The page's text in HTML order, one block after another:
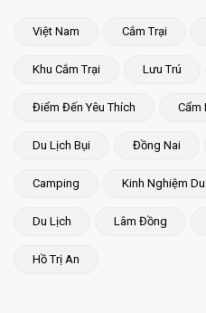
Việt Nam Cắm Trại
Khu Cắm Trại Lưu Trú
Điểm Đến Yêu Thích Cẩm
Du Lịch Bụi Đồng Nai
Camping Kinh Nghiệm
Du Lịch Lâm Đồng
Hồ Trị An